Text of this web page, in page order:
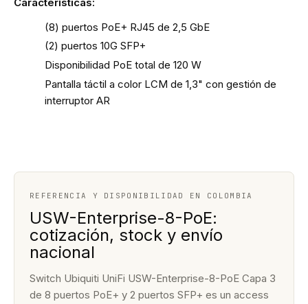
(8) puertos PoE+ RJ45 de 2,5 GbE
(2) puertos 10G SFP+
Disponibilidad PoE total de 120 W
Pantalla táctil a color LCM de 1,3" con gestión de
interruptor AR
REFERENCIA Y DISPONIBILIDAD EN COLOMBIA
USW-Enterprise-8-PoE:
cotización, stock y envío
nacional
Switch Ubiquiti UniFi USW-Enterprise-8-PoE Capa 3
de 8 puertos PoE+ y 2 puertos SFP+ es un access